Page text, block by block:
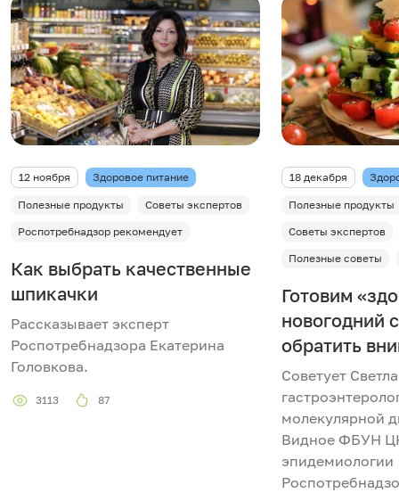
12 ноября Здоровое питание
Полезные продукты
Советы экспертов
Роспотребнадзор рекомендует
Как выбрать качественные
шпикачки
Рассказывает эксперт
Роспотребнадзора Екатерина
Головкова.
3113 87
18 декабря
Полезные продукты
Советы экспертов
Полезные советы
Готовим
новогодний
обратить
Советует
молекулярной
Видное ФБУН
эпидемиологии